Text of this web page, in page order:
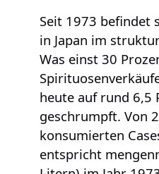
Seit 1973 befindet
in Japan im
Was einst 30
heute auf rund 6,5
geschrumpft. Von
konsumierten
entspricht